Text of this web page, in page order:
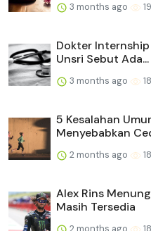
3 months ago
Dokter Internship
Unsri Sebut Ada...
3 months ago
5 Kesalahan
Menyebabkan
2 months ago
Alex Rins
Masih Tersedia